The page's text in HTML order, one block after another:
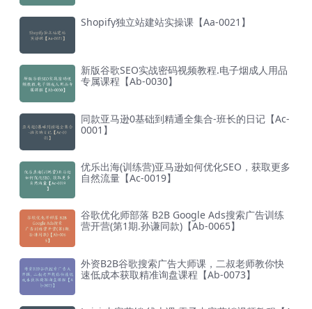
Shopify独立站建站实操课【Aa-0021】
新版谷歌SEO实战密码视频教程.电子烟成人用品
专属课程【Ab-0030】
同款亚马逊0基础到精通全集合-班长的日记【Ac-
0001】
优乐出海(训练营)亚马逊如何优化SEO，获取更多
自然流量【Ac-0019】
谷歌优化师部落 B2B Google Ads搜索广告训练
营开营(第1期.孙谦同款)【Ab-0065】
外资B2B谷歌搜索广告大师课，二叔老师教你快
速低成本获取精准询盘课程【Ab-0073】